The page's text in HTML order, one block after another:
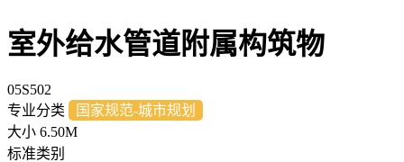
室外给水管道附属构筑物
05S502
专业分类
国家规范-城市规划
大小 6.50M
标准类别